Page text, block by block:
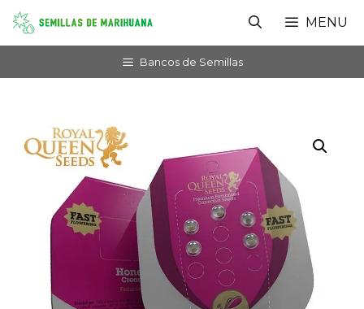
Saltar
contenido
MENU
Bancos de Semillas